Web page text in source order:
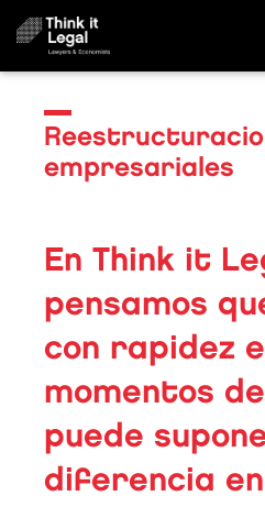
empresariales
En Think it
pensamos
con rapidez
momentos
puede
diferencia